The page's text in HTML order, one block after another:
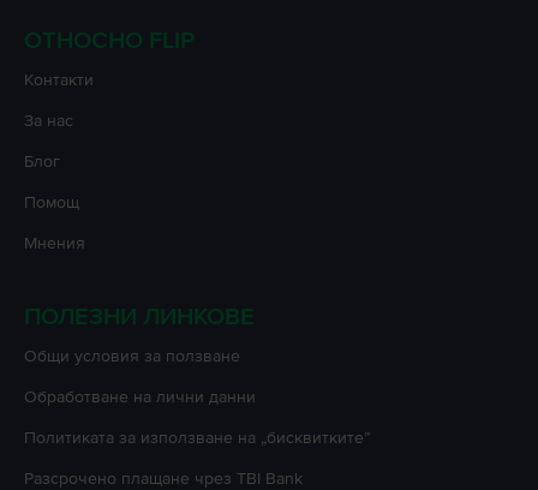
ОТНОСНО FLIP
Контакти
За нас
Блог
Помощ
Мнения
ПОЛЕЗНИ ЛИНКОВЕ
Oбщи условия за ползване
Oбработване на лични данни
Политиката за използване на „бисквитките”
Разсрочено плащане чрез TBI Bank